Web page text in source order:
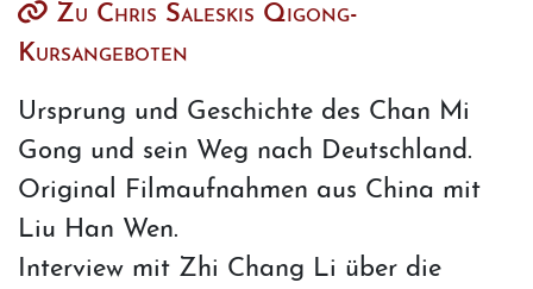
Zu Chris Saleskis Qigong-
Kursangeboten
Ursprung und Geschichte des Chan Mi
Gong und sein Weg nach Deutschland.
Original Filmaufnahmen aus China mit
Liu Han Wen.
Interview mit Zhi Chang Li über die